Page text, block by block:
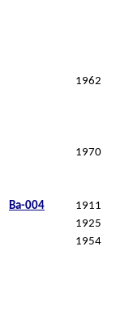
1962
1970
Ba-004 1911
1925
1954